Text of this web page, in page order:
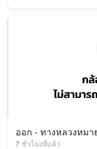
ออก - ทางหลวงหม
7 ชั่วโมงที่แล้ว